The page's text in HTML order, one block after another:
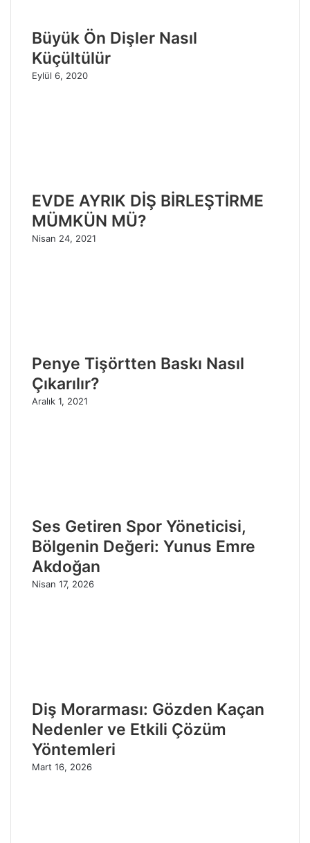
Büyük Ön Dişler Nasıl
Küçültülür
Eylül 6, 2020
EVDE AYRIK DİŞ BİRLEŞTİRME
MÜMKÜN MÜ?
Nisan 24, 2021
Penye Tişörtten Baskı Nasıl
Çıkarılır?
Aralık 1, 2021
Ses Getiren Spor Yöneticisi,
Bölgenin Değeri: Yunus Emre
Akdoğan
Nisan 17, 2026
Diş Morarması: Gözden Kaçan
Nedenler ve Etkili Çözüm
Yöntemleri
Mart 16, 2026